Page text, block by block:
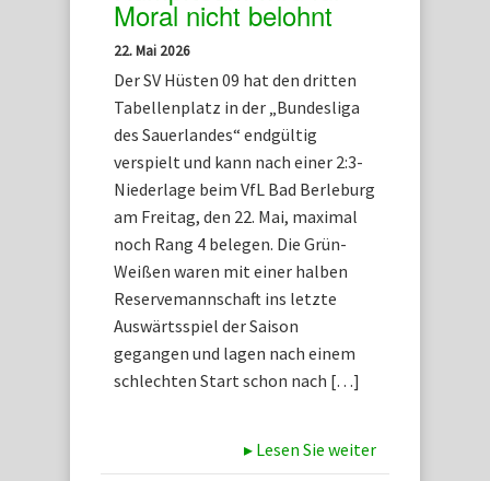
Moral nicht belohnt
22. Mai 2026
Der SV Hüsten 09 hat den dritten
Tabellenplatz in der „Bundesliga
des Sauerlandes“ endgültig
verspielt und kann nach einer 2:3-
Niederlage beim VfL Bad Berleburg
am Freitag, den 22. Mai, maximal
noch Rang 4 belegen. Die Grün-
Weißen waren mit einer halben
Reservemannschaft ins letzte
Auswärtsspiel der Saison
gegangen und lagen nach einem
schlechten Start schon nach […]
▸ Lesen Sie weiter